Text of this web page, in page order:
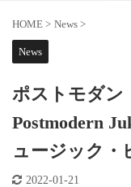
HOME > News >
News
ポストモダン
Postmodern
ュージック・
2022-01-21